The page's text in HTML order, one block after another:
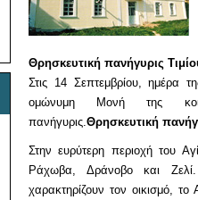
Θρησκευτική πανήγυρις
Στις 14 Σεπτεμβρίου, ημέρα
ομώνυμη Μονή της
πανήγυρις.Θρησκευτική
Στην ευρύτερη περιοχή του
Ράχωβα, Δράνοβο και
χαρακτηρίζουν τον οικισμό,